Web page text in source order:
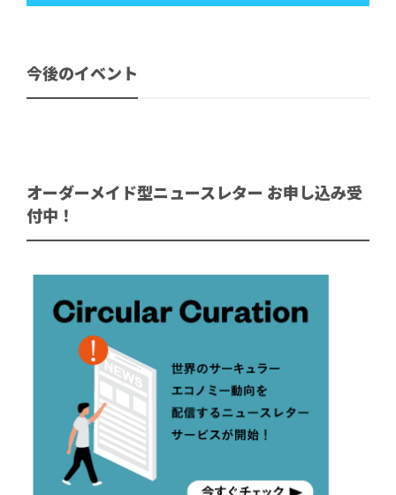
今後のイベント
オーダーメイド型ニュースレター お申し込み受
付中！